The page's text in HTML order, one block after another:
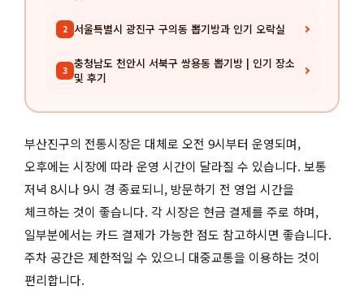
2 서울특별시 광진구 구의동 뽑기방과 인기 오락실
3 충청남도 천안시 서북구 쌍용동 뽑기방 | 인기 장소
및 후기
부산진구의 전통시장은 대체로 오전 9시부터 운영되며,
오후에는 시장에 따라 운영 시간이 달라질 수 있습니다. 보통
저녁 8시나 9시 경 종료되니, 방문하기 전 영업 시간을
체크하는 것이 좋습니다. 각 시장은 현금 결제를 주로 하며,
일부분에서는 카드 결제가 가능한 점도 참고하시면 좋습니다.
주차 공간은 제한적일 수 있으니 대중교통을 이용하는 것이
편리합니다.